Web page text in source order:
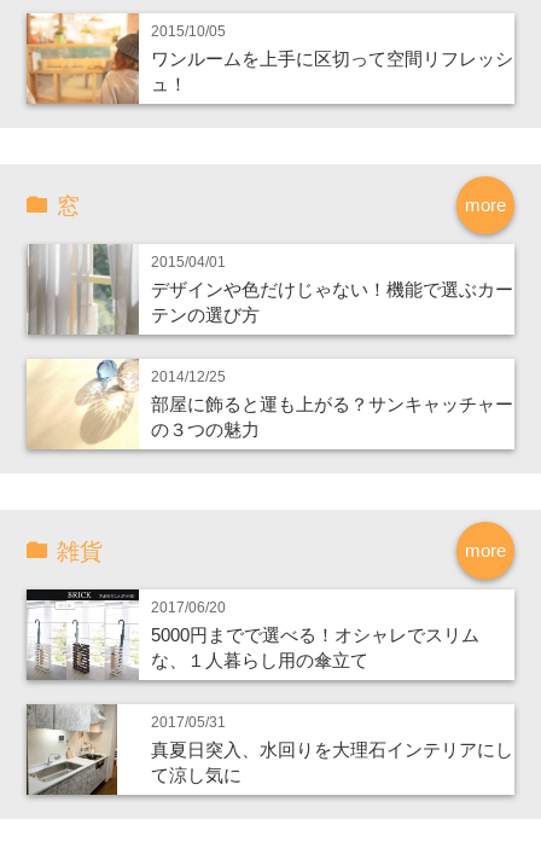
2015/10/05
ワンルームを上手に区切って空間リフレッシ
ュ！
more
窓
2015/04/01
デザインや色だけじゃない！機能で選ぶカー
テンの選び方
2014/12/25
部屋に飾ると運も上がる？サンキャッチャー
の３つの魅力
more
雑貨
2017/06/20
5000円までで選べる！オシャレでスリム
な、１人暮らし用の傘立て
2017/05/31
真夏日突入、水回りを大理石インテリアにし
て涼し気に